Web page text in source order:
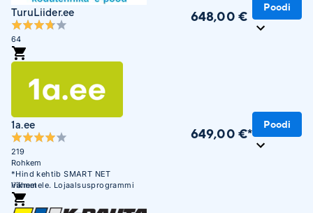
TuruLiider.ee
64
648,00 €
Poodi
1a.ee
219
Rohkem
*Hind kehtib SMART NET
liikmetele. Lojaalsusprogrammi
mittekuuluvatele liikmetele on
hind 839,00 €
Vähem
649,00 €*
Poodi